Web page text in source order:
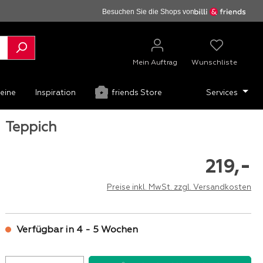
Besuchen Sie die Shops von
Mein Auftrag Wunschliste
Inspiration friends Store Services
Teppich
219,-
Preise inkl. MwSt. zzgl. Versandkosten
Verfügbar in 4 - 5 Wochen